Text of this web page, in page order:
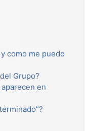
como me puedo
Grupo?
en